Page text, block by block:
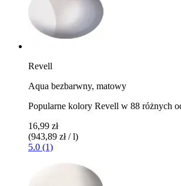
Revell
Aqua bezbarwny, matowy
Popularne kolory Revell w 88 różnych
16,99 zł
(943,89 zł / l)
5.0 (1)